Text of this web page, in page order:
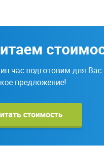
час подготовим для
предложение!
стоимость